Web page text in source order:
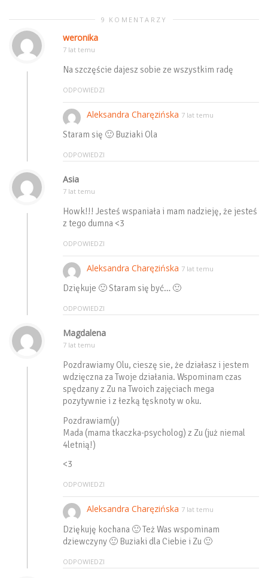
9 KOMENTARZY
weronika
7 lat temu
Na szczęście dajesz sobie ze wszystkim radę
ODPOWIEDZI
Aleksandra Charęzińska 7 lat temu
Staram się 🙂 Buziaki Ola
ODPOWIEDZI
Asia
7 lat temu
Howk!!! Jesteś wspaniała i mam nadzieję, że jesteś
z tego dumna <3
ODPOWIEDZI
Aleksandra Charęzińska 7 lat temu
Dziękuje 🙂 Staram się być… 🙂
ODPOWIEDZI
Magdalena
7 lat temu
Pozdrawiamy Olu, cieszę sie, że działasz i jestem
wdzięczna za Twoje działania. Wspominam czas
spędzany z Zu na Twoich zajęciach mega
pozytywnie i z łezką tęsknoty w oku.
Pozdrawiam(y)
Mada (mama tkaczka-psycholog) z Zu (już niemal
4letnią!)
<3
ODPOWIEDZI
Aleksandra Charęzińska 7 lat temu
Dziękuję kochana 🙂 Też Was wspominam
dziewczyny 🙂 Buziaki dla Ciebie i Zu 🙂
ODPOWIEDZI